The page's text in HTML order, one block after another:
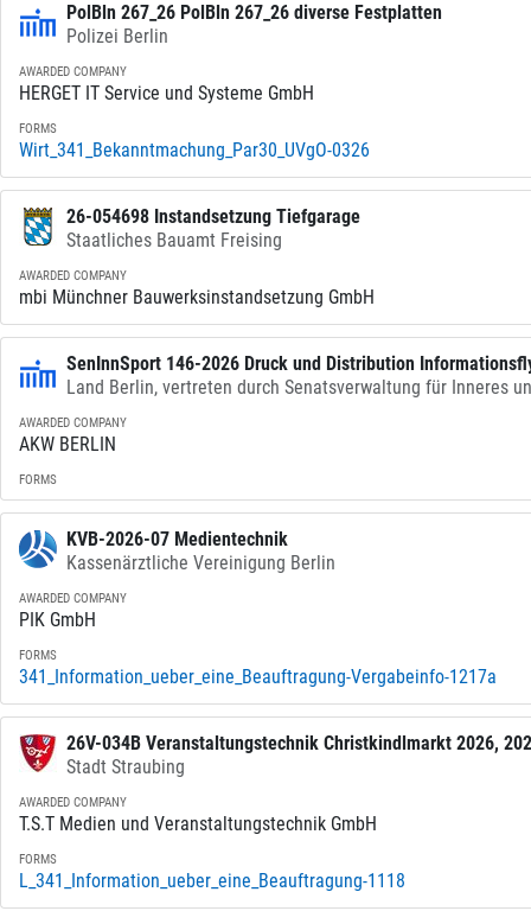
PolBln 267_26 PolBln 267_26 diverse Festplatten
Polizei Berlin
AWARDED COMPANY
HERGET IT Service und Systeme GmbH
FORMS
Wirt_341_Bekanntmachung_Par30_UVgO-0326
26-054698 Instandsetzung Tiefgarage
Staatliches Bauamt Freising
AWARDED COMPANY
mbi Münchner Bauwerksinstandsetzung GmbH
SenInnSport 146-2026 Druck und Distribution
Land Berlin, vertreten durch Senatsverwaltung für Inneres
AWARDED COMPANY
AKW BERLIN
FORMS
KVB-2026-07 Medientechnik
Kassenärztliche Vereinigung Berlin
AWARDED COMPANY
PIK GmbH
FORMS
341_Information_ueber_eine_Beauftragung-Vergabeinfo-1217a
26V-034B Veranstaltungstechnik Christkindlmarkt 2026,
Stadt Straubing
AWARDED COMPANY
T.S.T Medien und Veranstaltungstechnik GmbH
FORMS
L_341_Information_ueber_eine_Beauftragung-1118